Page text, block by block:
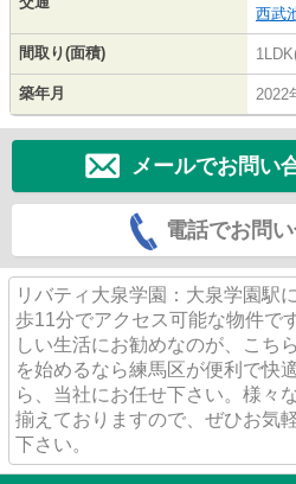
西武
間取り(面積)
築年月 2022
メールでお問い
電話でお問
リバティ大泉学園：大泉学園駅
歩11分でアクセス可能な物件で
しい生活にお勧めなのが、こち
を始めるなら練馬区が便利で快
ら、当社にお任せ下さい。様々
揃えておりますので、ぜひお気
下さい。